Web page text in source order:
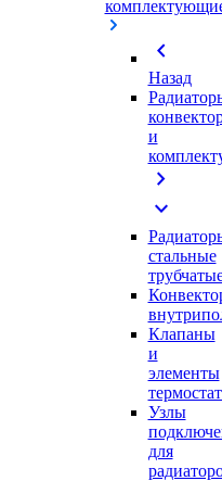
chevron_left
Назад
и
chevron_right
expand_more
стальные
Клапаны
и
элементы
Узлы
для